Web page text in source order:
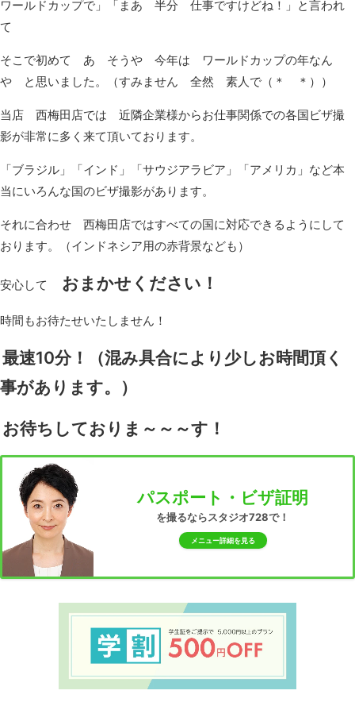
ワールドカップで」「まあ 半分 仕事ですけどね！」と言われ
て
そこで初めて あ そうや 今年は ワールドカップの年なん
や と思いました。（すみません 全然 素人で（＊ ＊））
当店 西梅田店では 近隣企業様からお仕事関係での各国ビザ撮
影が非常に多く来て頂いております。
「ブラジル」「インド」「サウジアラビア」「アメリカ」など本
当にいろんな国のビザ撮影があります。
それに合わせ 西梅田店ではすべての国に対応できるようにして
おります。（インドネシア用の赤背景なども）
安心して おまかせください！
時間もお待たせいたしません！
最速10分！（混み具合により少しお時間頂く
事があります。）
お待ちしておりま～～～す！
パスポート・ビザ証明
を撮るならスタジオ728で！
メニュー詳細を見る